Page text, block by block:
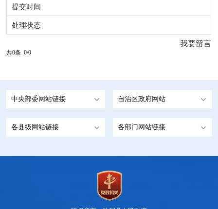
提交时间
处理状态
我要留言
共0条 0/0
中央部委网站链接 自治区政府网站
各县级网站链接 各部门网站链接